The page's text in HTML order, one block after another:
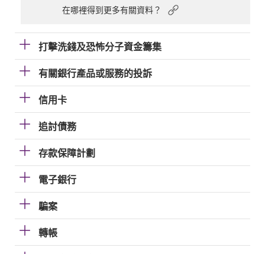
在哪裡得到更多有關資料？
打擊洗錢及恐怖分子資金籌集
有關銀行產品或服務的投訴
信用卡
追討債務
存款保障計劃
電子銀行
騙案
轉帳